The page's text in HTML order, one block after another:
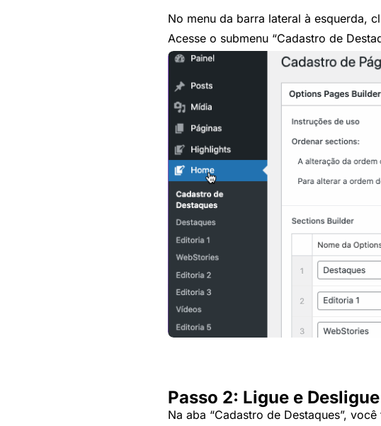
No menu da barra lateral à esquerda,
Acesse o submenu “Cadastro de
Passo 2: Ligue e
Na aba “Cadastro de Destaques”,